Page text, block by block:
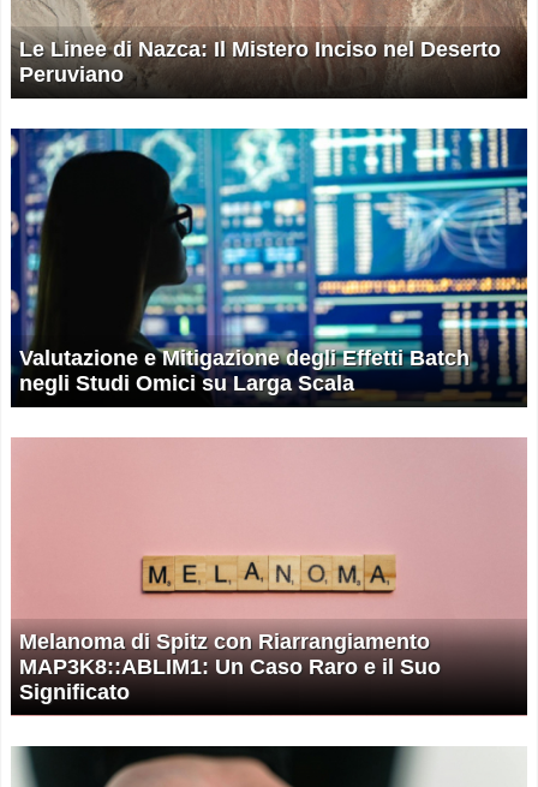
Le Linee di Nazca: Il Mistero Inciso nel Deserto
Peruviano
Valutazione e Mitigazione degli Effetti Batch
negli Studi Omici su Larga Scala
Melanoma di Spitz con Riarrangiamento
MAP3K8::ABLIM1: Un Caso Raro e il Suo
Significato